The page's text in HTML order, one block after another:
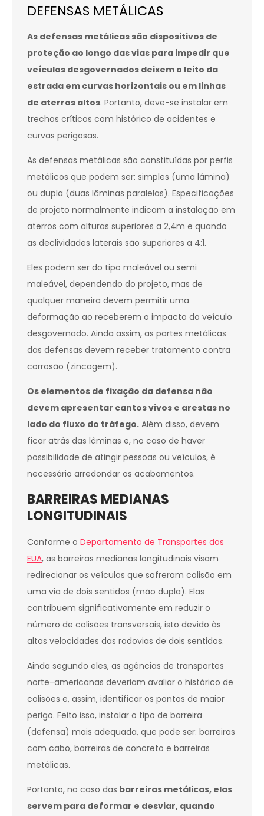
DEFENSAS METÁLICAS
As defensas metálicas são dispositivos de
proteção ao longo das vias para impedir que
veículos desgovernados deixem o leito da
estrada em curvas horizontais ou em linhas
de aterros altos. Portanto, deve-se instalar em
trechos críticos com histórico de acidentes e
curvas perigosas.
As defensas metálicas são constituídas por perfis
metálicos que podem ser: simples (uma lâmina)
ou dupla (duas lâminas paralelas). Especificações
de projeto normalmente indicam a instalação em
aterros com alturas superiores a 2,4m e quando
as declividades laterais são superiores a 4:1.
Eles podem ser do tipo maleável ou semi
maleável, dependendo do projeto, mas de
qualquer maneira devem permitir uma
deformação ao receberem o impacto do veículo
desgovernado. Ainda assim, as partes metálicas
das defensas devem receber tratamento contra
corrosão (zincagem).
Os elementos de fixação da defensa não
devem apresentar cantos vivos e arestas no
lado do fluxo do tráfego. Além disso, devem
ficar atrás das lâminas e, no caso de haver
possibilidade de atingir pessoas ou veículos, é
necessário arredondar os acabamentos.
BARREIRAS MEDIANAS
LONGITUDINAIS
Conforme o Departamento de Transportes dos
EUA, as barreiras medianas longitudinais visam
redirecionar os veículos que sofreram colisão em
uma via de dois sentidos (mão dupla). Elas
contribuem significativamente em reduzir o
número de colisões transversais, isto devido às
altas velocidades das rodovias de dois sentidos.
Ainda segundo eles, as agências de transportes
norte-americanas deveriam avaliar o histórico de
colisões e, assim, identificar os pontos de maior
perigo. Feito isso, instalar o tipo de barreira
(defensa) mais adequada, que pode ser: barreiras
com cabo, barreiras de concreto e barreiras
metálicas.
Portanto, no caso das barreiras metálicas, elas
servem para deformar e desviar, quando